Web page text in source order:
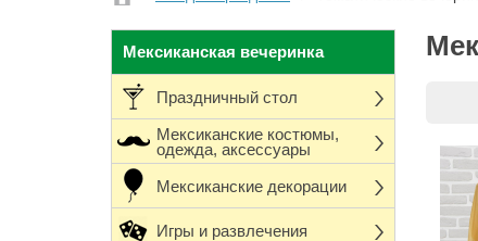
Мексиканская вечеринка
Праздничный стол
Мексиканские костюмы,
одежда, аксессуары
Мексиканские декорации
Игры и развлечения